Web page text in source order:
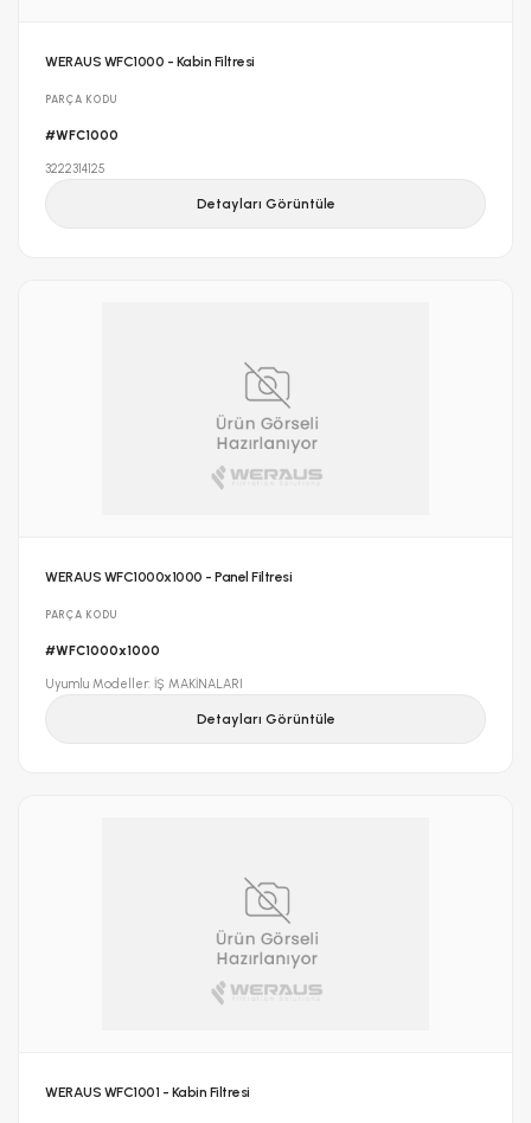
WERAUS WFC1000 - Kabin Filtresi
PARÇA KODU
#WFC1000
3222314125
Detayları Görüntüle
WERAUS WFC1000x1000 - Panel Filtresi
PARÇA KODU
#WFC1000x1000
Uyumlu Modeller: İŞ MAKİNALARI
Detayları Görüntüle
WERAUS WFC1001 - Kabin Filtresi